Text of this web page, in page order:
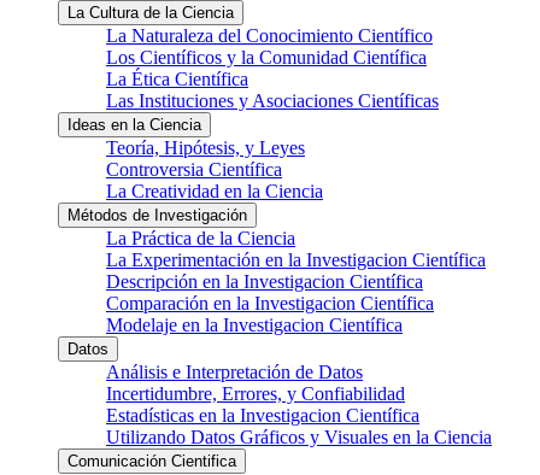
La Cultura de la Ciencia
La Naturaleza del Conocimiento Científico
Los Científicos y la Comunidad Científica
La Ética Científica
Las Instituciones y Asociaciones Científicas
Ideas en la Ciencia
Teoría, Hipótesis, y Leyes
Controversia Científica
La Creatividad en la Ciencia
Métodos de Investigación
La Práctica de la Ciencia
La Experimentación en la Investigacion Científica
Descripción en la Investigacion Científica
Comparación en la Investigacion Científica
Modelaje en la Investigacion Científica
Datos
Análisis e Interpretación de Datos
Incertidumbre, Errores, y Confiabilidad
Estadísticas en la Investigacion Científica
Utilizando Datos Gráficos y Visuales en la Ciencia
Comunicación Cientifica